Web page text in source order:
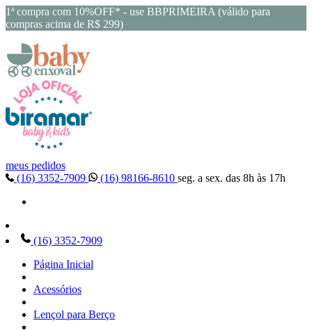
1ª compra com 10%OFF* - use BBPRIMEIRA (válido para
compras acima de R$ 299)
meus pedidos
(16) 3352-7909
(16) 98166-8610 seg. a sex. das 8h às 17h
(16) 3352-7909
Página Inicial
Acessórios
Lençol para Berço